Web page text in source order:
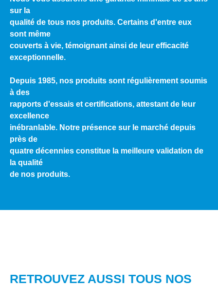
sur la
qualité de tous nos produits. Certains d'entre eux
sont même
couverts à vie, témoignant ainsi de leur efficacité
exceptionnelle.
Depuis 1985, nos produits sont régulièrement soumis
à des
rapports d'essais et certifications, attestant de leur
excellence
inébranlable. Notre présence sur le marché depuis
près de
quatre décennies constitue la meilleure validation de
la qualité
de nos produits.
RETROUVEZ AUSSI TOUS NOS